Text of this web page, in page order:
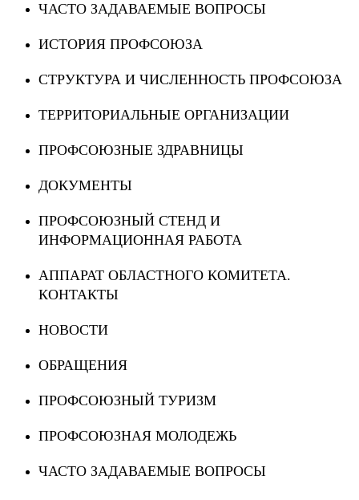
ЧАСТО ЗАДАВАЕМЫЕ ВОПРОСЫ
ИСТОРИЯ ПРОФСОЮЗА
СТРУКТУРА И ЧИСЛЕННОСТЬ ПРОФСОЮЗА
ТЕРРИТОРИАЛЬНЫЕ ОРГАНИЗАЦИИ
ПРОФСОЮЗНЫЕ ЗДРАВНИЦЫ
ДОКУМЕНТЫ
ПРОФСОЮЗНЫЙ СТЕНД И
ИНФОРМАЦИОННАЯ РАБОТА
АППАРАТ ОБЛАСТНОГО КОМИТЕТА.
КОНТАКТЫ
НОВОСТИ
ОБРАЩЕНИЯ
ПРОФСОЮЗНЫЙ ТУРИЗМ
ПРОФСОЮЗНАЯ МОЛОДЕЖЬ
ЧАСТО ЗАДАВАЕМЫЕ ВОПРОСЫ